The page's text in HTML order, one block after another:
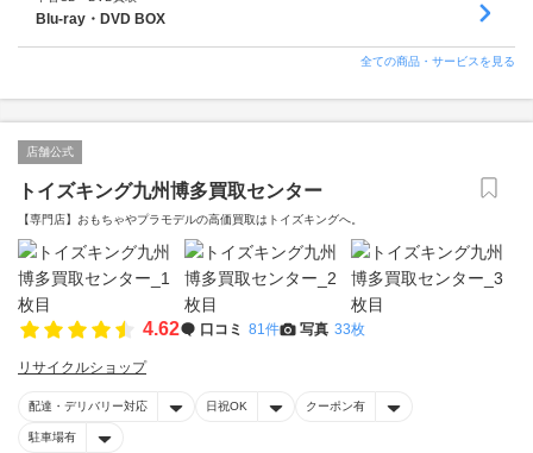
Blu-ray・DVD BOX
全ての商品・サービスを見る
店舗公式
トイズキング九州博多買取センター
【専門店】おもちゃやプラモデルの高価買取はトイズキングへ。‎
4.62 口コミ 81件 写真 33枚
リサイクルショップ
配達・デリバリー対応 日祝OK クーポン有
駐車場有